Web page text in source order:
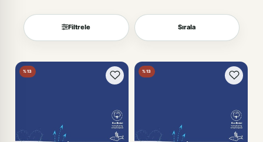
Filtrele Sırala
Sırala
%13 %13